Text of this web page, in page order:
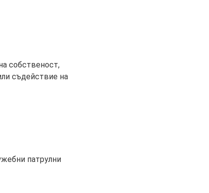
собственост,
съдействие на
патрулни